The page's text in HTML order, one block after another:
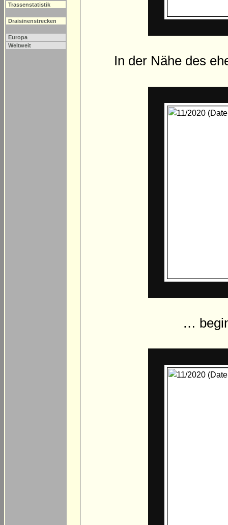
Trassenstatistik
Draisinenstrecken
Europa
Weltweit
In der Nähe des
…